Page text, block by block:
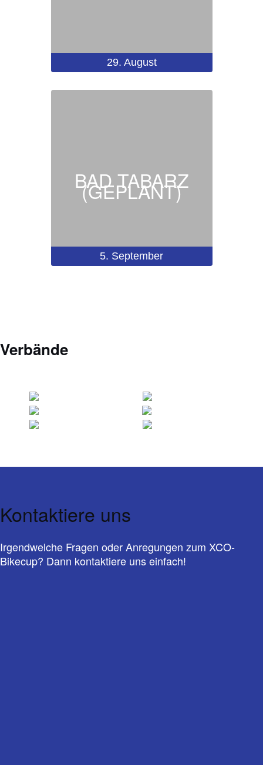
29. August
BAD TABARZ
(GEPLANT)
5. September
Verbände
Kontaktiere uns
Irgendwelche Fragen oder Anregungen zum XCO-
Bikecup? Dann kontaktiere uns einfach!